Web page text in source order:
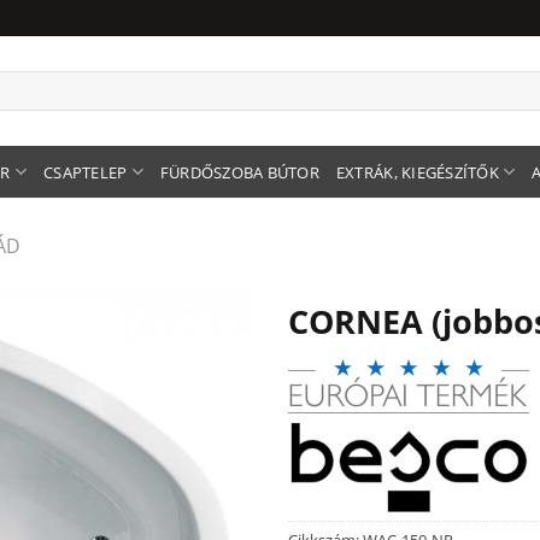
CSAPTELEP FÜRDŐSZOBA BÚTOR EXTRÁK, KIEGÉSZÍTŐK
CORNEA